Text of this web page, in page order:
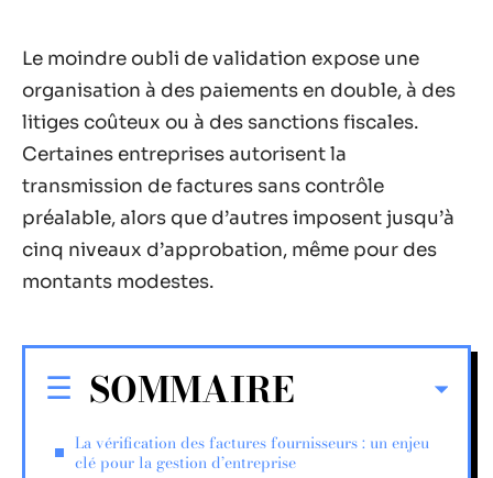
Le moindre oubli de validation expose une
organisation à des paiements en double, à des
litiges coûteux ou à des sanctions fiscales.
Certaines entreprises autorisent la
transmission de factures sans contrôle
préalable, alors que d’autres imposent jusqu’à
cinq niveaux d’approbation, même pour des
montants modestes.
SOMMAIRE
La vérification des factures fournisseurs : un enjeu
clé pour la gestion d’entreprise